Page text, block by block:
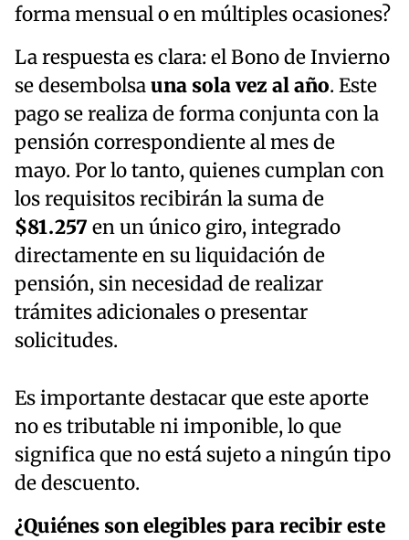
forma mensual o en múltiples ocasiones?
La respuesta es clara: el Bono de Invierno
se desembolsauna sola vez al año. Este
pago se realiza de forma conjunta con la
pensión correspondiente al mes de
mayo. Por lo tanto, quienes cumplan con
los requisitos recibirán la suma de
$81.257 en un único giro, integrado
directamente en su liquidación de
pensión, sin necesidad de realizar
trámites adicionales o presentar
solicitudes.
Es importante destacar que este aporte
no es tributable ni imponible, lo que
significa que no está sujeto a ningún tipo
de descuento.
¿Quiénes son elegibles para recibir este